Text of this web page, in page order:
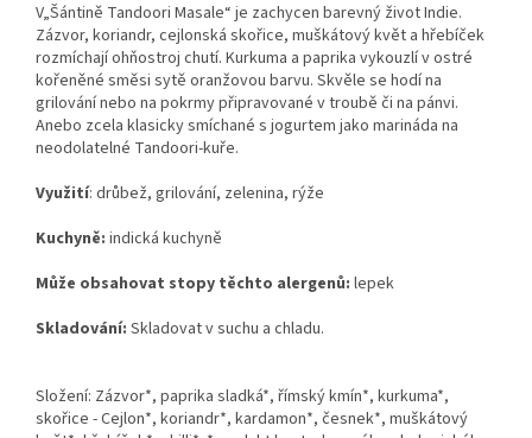
V„Šántině Tandoori Masale“ je zachycen barevný život Indie.
Zázvor, koriandr, cejlonská skořice, muškátový květ a hřebíček
rozmíchají ohňostroj chutí. Kurkuma a paprika vykouzlí v ostré
kořeněné směsi sytě oranžovou barvu. Skvěle se hodí na
grilování nebo na pokrmy připravované v troubě či na pánvi.
Anebo zcela klasicky smíchané s jogurtem jako marináda na
neodolatelné Tandoori-kuře.
Využití: drůbež, grilování, zelenina, rýže
Kuchyně: indická kuchyně
Může obsahovat stopy těchto alergenů: lepek
Skladování: Skladovat v suchu a chladu.
Složení: Zázvor*, paprika sladká*, římský kmín*, kurkuma*,
skořice - Cejlon*, koriandr*, kardamon*, česnek*, muškátový